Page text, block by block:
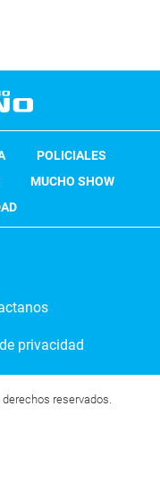
POLICIALES
MUCHO SHOW
privacidad
reservados.